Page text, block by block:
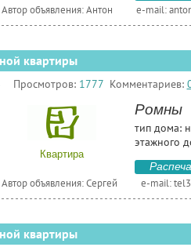
Автор объявления: Антон e-mail:
квартиры
Просмотров: 1777 Комментариев:
Квартира
Ромны
тип дома:
этажного
Автор объявления: Сергей e-mail:
квартиры